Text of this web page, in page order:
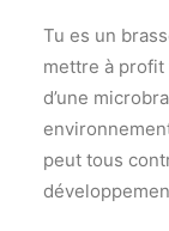
Tu es un
mettre à
d’une
peut tous